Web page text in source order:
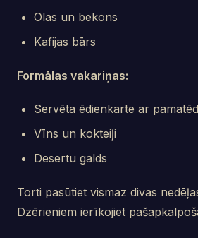
Olas un bekons
Kafijas bārs
Formālas vakariņas:
Servēta ēdienkarte ar
Vīns un kokteiļi
Desertu galds
Torti pasūtiet vismaz divas
Dzērieniem ierīkojiet